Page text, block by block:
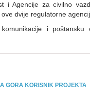
i Agencije za civilno
dvije regulatorne
i poštansku
GORA KORISNIK PROJEKTA